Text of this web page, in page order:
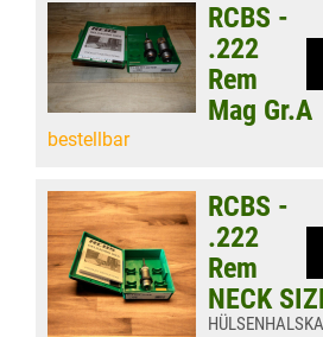
RCBS -
.222
Rem
Mag Gr.A
bestellbar
RCBS -
.222
Rem
NECK